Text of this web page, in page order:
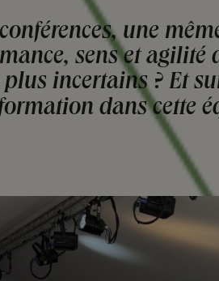
une
sens et agilité
incertains ? Et
dans cette